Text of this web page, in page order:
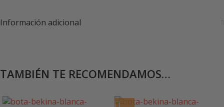
Información adicional
TAMBIÉN TE RECOMENDAMOS…